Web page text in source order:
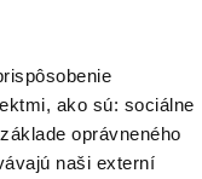
ako sú: sociálne
oprávneného
naši externí